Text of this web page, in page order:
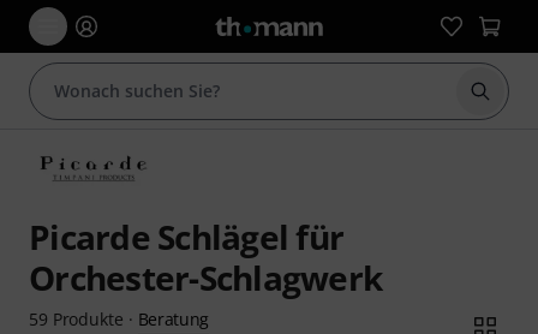
Suche
Picarde Schlägel für
Orchester-Schlagwerk
59 Produkte · Beratung